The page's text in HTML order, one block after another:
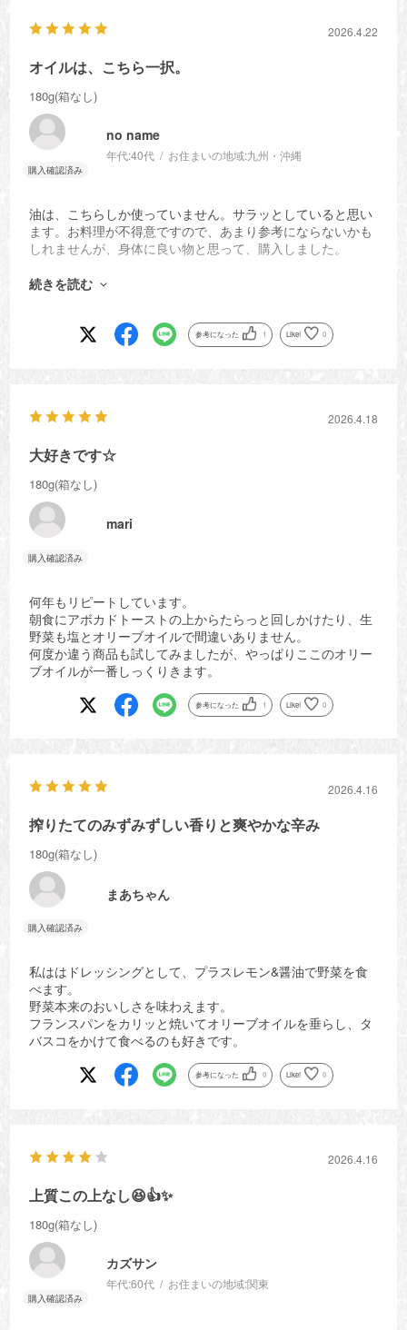
2026.4.22
オイルは、こちら一択。
180g(箱なし)
no name
年代:40代 お住まいの地域:九州・沖縄
油は、こちらしか使っていません。サラッとしていると思い
ます。お料理が不得意ですので、あまり参考にならないかも
しれませんが、身体に良い物と思って、購入しました。
に、オイルで軽くマッサージをしてホットタオルを当てる
余計なものが入っておらず、安心して使える事が何よりで
リピート確定です！
続きを読む
参考になった 1 Like! 0
2026.4.18
大好きです☆
180g(箱なし)
mari
何年もリピートしています。
朝食にアボカドトーストの上からたらっと回しかけたり、生
野菜も塩とオリーブオイルで間違いありません。
何度か違う商品も試してみましたが、やっぱりここのオリー
ブオイルが一番しっくりきます。
参考になった 1 Like! 0
2026.4.16
搾りたてのみずみずしい香りと爽やかな辛み
180g(箱なし)
まあちゃん
私ははドレッシングとして、プラスレモン&醤油で野菜を食
べます。
野菜本来のおいしさを味わえます。
フランスパンをカリッと焼いてオリーブオイルを垂らし、タ
バスコをかけて食べるのも好きです。
参考になった 0 Like! 0
2026.4.16
上質この上なし😆👍✨
180g(箱なし)
カズサン
年代:60代 お住まいの地域:関東